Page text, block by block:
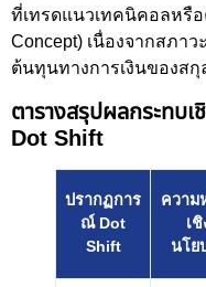
ที่เทรดแนวเทคนิคอลหรือ
Concept) เนื่องจากสภา
ต้นทุนทางการเงินของสกุ
ตารางสรุปผลกระทบ
Dot Shift
ปรากฏการ
ณ์ Dot
Shift
ความ
เชิ
นโย